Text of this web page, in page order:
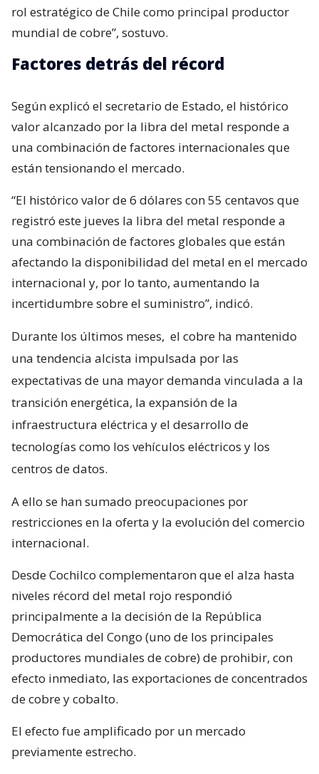
rol estratégico de Chile como principal productor
mundial de cobre”, sostuvo.
Factores detrás del récord
Según explicó el secretario de Estado, el histórico
valor alcanzado por la libra del metal responde a
una combinación de factores internacionales que
están tensionando el mercado.
“El histórico valor de 6 dólares con 55 centavos que
registró este jueves la libra del metal responde a
una combinación de factores globales que están
afectando la disponibilidad del metal en el mercado
internacional y, por lo tanto, aumentando la
incertidumbre sobre el suministro”, indicó.
Durante los últimos meses, el cobre ha mantenido
una tendencia alcista impulsada por las
expectativas de una mayor demanda vinculada a la
transición energética, la expansión de la
infraestructura eléctrica y el desarrollo de
tecnologías como los vehículos eléctricos y los
centros de datos.
A ello se han sumado preocupaciones por
restricciones en la oferta y la evolución del comercio
internacional.
Desde Cochilco complementaron que el alza hasta
niveles récord del metal rojo respondió
principalmente a la decisión de la República
Democrática del Congo (uno de los principales
productores mundiales de cobre) de prohibir, con
efecto inmediato, las exportaciones de concentrados
de cobre y cobalto.
El efecto fue amplificado por un mercado
previamente estrecho.